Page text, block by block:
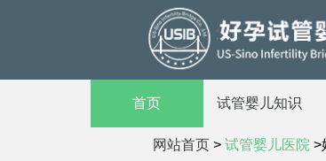
首页 试管婴儿知识
网站首页 > 试管婴儿医院 >